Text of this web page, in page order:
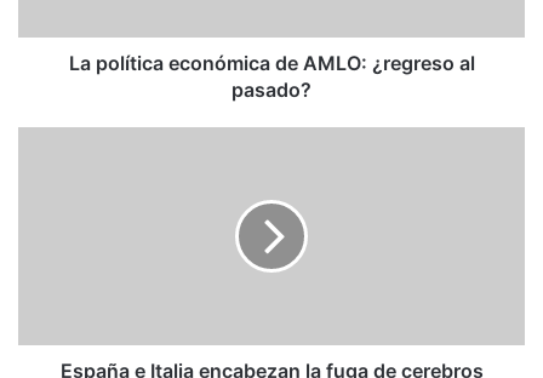
La política económica de AMLO: ¿regreso al
pasado?
dentro
España e Italia encabezan la fuga de cerebros